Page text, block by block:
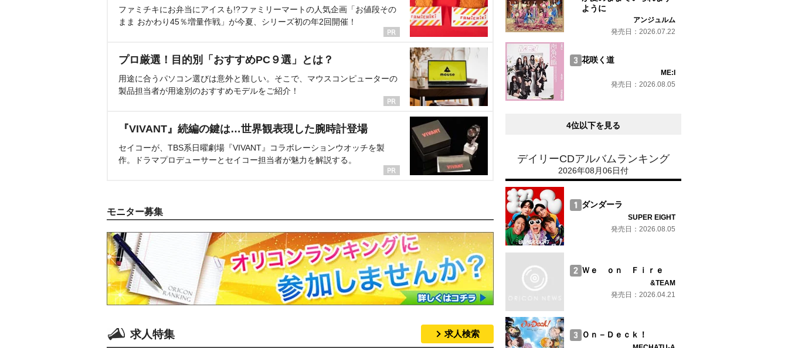
ファミチキにお弁当にアイスも!?ファミリーマートの人気企画「お値段その
まま おかわり45％増量作戦」が今夏、シリーズ初の年2回開催！
プロ厳選！目的別「おすすめPC９選」とは？
用途に合うパソコン選びは意外と難しい。そこで、マウスコンピューターの
製品担当者が用途別のおすすめモデルをご紹介！
『VIVANT』続編の鍵は…世界観表現した腕時計登場
セイコーが、TBS系日曜劇場『VIVANT』コラボレーションウオッチを製
作。ドラマプロデューサーとセイコー担当者が魅力を解説する。
モニター募集
求人特集 求人検索
ように
アンジュルム
発売日：2026.07.22
花咲く道
ME:I
発売日：2026.08.05
4位以下を見る
デイリーCDアルバムランキング
2026年08月06日付
ダンダーラ
SUPER EIGHT
発売日：2026.08.05
Ｗｅ ｏｎ Ｆｉｒｅ
&TEAM
発売日：2026.04.21
Ｏｎ－Ｄｅｃｋ！